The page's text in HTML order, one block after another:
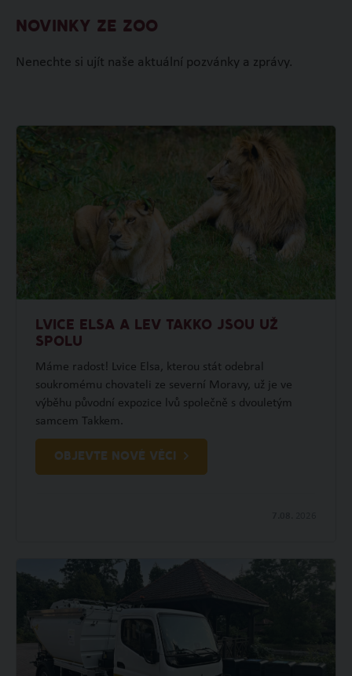
NOVINKY ZE ZOO
Nenechte si ujít naše aktuální pozvánky a zprávy.
LVICE ELSA A LEV TAKKO JSOU UŽ
SPOLU
Máme radost! Lvice Elsa, kterou stát odebral
soukromému chovateli ze severní Moravy, už je ve
výběhu původní expozice lvů společně s dvouletým
samcem Takkem.
OBJEVTE NOVÉ VĚCI